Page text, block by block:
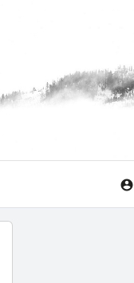
account_circle